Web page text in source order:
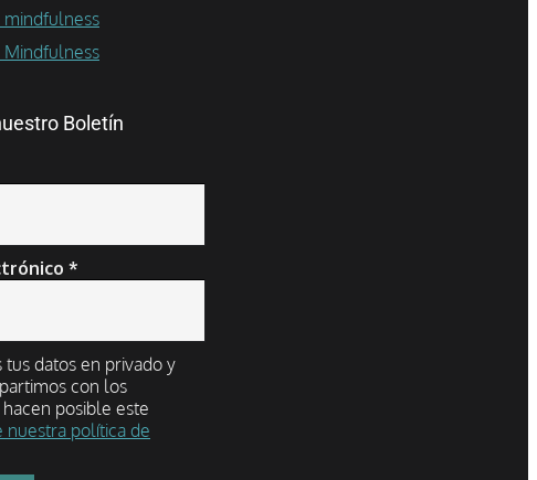
mindfulness
Mindfulness
Boletín
*
datos en privado y
con los
posible este
nuestra política de